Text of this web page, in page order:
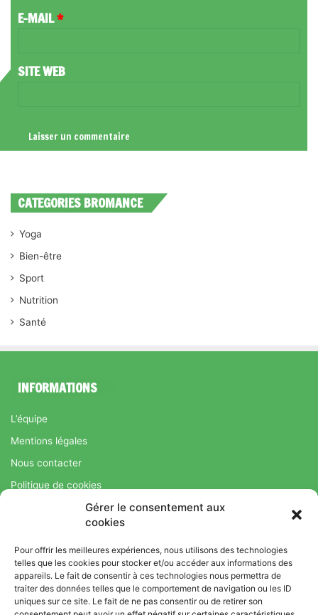
Gérer le consentement aux
cookies
Pour offrir les meilleures expériences, nous utilisons des technologies
telles que les cookies pour stocker et/ou accéder aux informations des
appareils. Le fait de consentir à ces technologies nous permettra de
traiter des données telles que le comportement de navigation ou les ID
uniques sur ce site. Le fait de ne pas consentir ou de retirer son
R
E-MAIL*
SITE WEB
CATEGORIES BROMANCE
Yoga
Bien-être
Sport
Nutrition
Santé
INFORMATIONS
L’équipe
Mentions légales
Nous contacter
Politique de cookies
Régime Savoir Maigrir.fr : La méthode Jean-Michel Cohen pour
une perte de poids durable
© Copyright 2026, Tous droits réservés |Bromance
Bien-Être : Yoga, Bien-être, Nutrition et Sport